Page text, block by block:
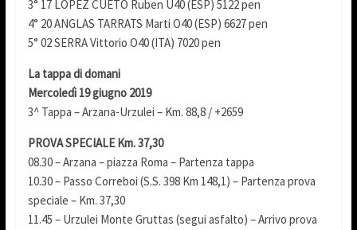
3° 17 LOPEZ CUETO Ruben U40 (ESP) 5122 pen
4° 20 ANGLAS TARRATS Marti O40 (ESP) 6627 pen
5° 02 SERRA Vittorio O40 (ITA) 7020 pen
La tappa di domani
Mercoledì 19 giugno 2019
3^ Tappa – Arzana-Urzulei – Km. 88,8 / +2659
PROVA SPECIALE Km. 37,30
08.30 – Arzana – piazza Roma – Partenza tappa
10.30 – Passo Correboi (S.S. 398 Km 148,1) – Partenza prova
speciale – Km. 37,30
11.45 – Urzulei Monte Gruttas (segui asfalto) – Arrivo prova